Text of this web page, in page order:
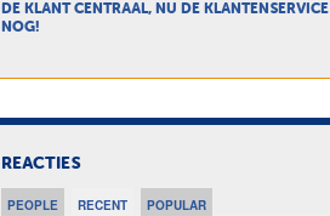
DE KLANT CENTRAAL, NU DE KLANTENSERVICE
NOG!
REACTIES
PEOPLE RECENT POPULAR